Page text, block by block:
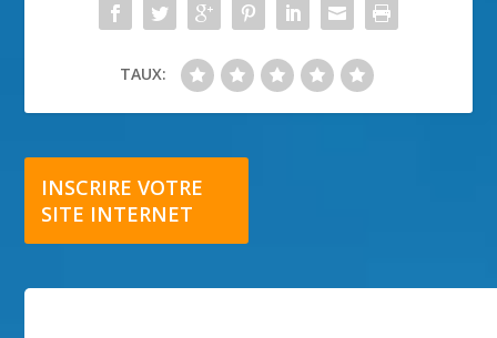
TAUX:
INSCRIRE VOTRE
SITE INTERNET